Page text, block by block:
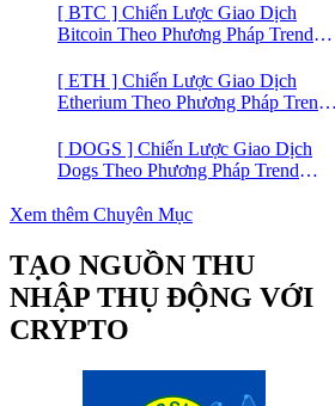
[ BTC ] Chiến Lược Giao Dịch
Bitcoin Theo Phương Pháp Trend
[ ETH ] Chiến Lược Giao Dịch
Etherium Theo Phương Pháp Trend
[ DOGS ] Chiến Lược Giao Dịch
Dogs Theo Phương Pháp Trend
Yết trên Binance
Xem thêm Chuyên Mục
TẠO NGUỒN THU
NHẬP THỤ ĐỘNG VỚI
CRYPTO